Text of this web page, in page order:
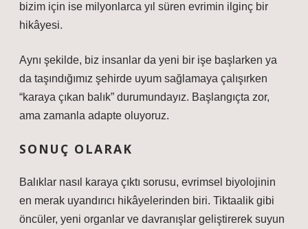
bizim için ise milyonlarca yıl süren evrimin ilginç bir
hikâyesi.
Aynı şekilde, biz insanlar da yeni bir işe başlarken ya
da taşındığımız şehirde uyum sağlamaya çalışırken
“karaya çıkan balık” durumundayız. Başlangıçta zor,
ama zamanla adapte oluyoruz.
SONUÇ OLARAK
Balıklar nasıl karaya çıktı sorusu, evrimsel biyolojinin
en merak uyandırıcı hikâyelerinden biri. Tiktaalik gibi
öncüler, yeni organlar ve davranışlar geliştirerek suyun